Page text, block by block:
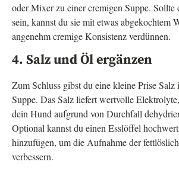
oder Mixer zu einer cremigen Suppe. Sollte
sein, kannst du sie mit etwas abgekochtem
angenehm cremige Konsistenz verdünnen.
4. Salz und Öl ergänzen
Zum Schluss gibst du eine kleine Prise Salz
Suppe. Das Salz liefert wertvolle
dein Hund aufgrund von Durchfall
Optional kannst du einen Esslöffel
hinzufügen, um die Aufnahme der
verbessern.